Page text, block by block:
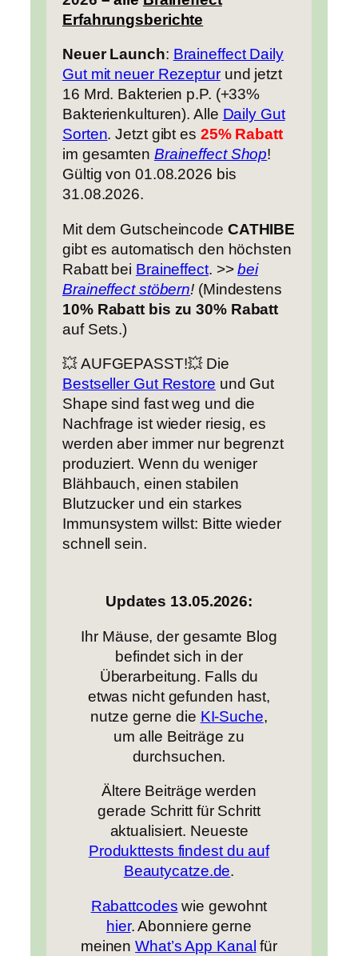
Erfahrungsberichte
Neuer Launch: Braineffect Daily
Gut mit neuer Rezepturund jetzt
16 Mrd. Bakterien p.P. (+33%
Bakterienkulturen). Alle Daily Gut
Sorten. Jetzt gibt es 25% Rabatt
im gesamten Braineffect Shop!
Gültig von 01.08.2026 bis
31.08.2026.
Mit dem Gutscheincode CATHIBE
gibt es automatisch den höchsten
Rabatt bei Braineffect. >>bei
Braineffect stöbern! (Mindestens
10% Rabatt bis zu 30% Rabatt
auf Sets.)
💥 AUFGEPASST!💥 Die
Bestseller Gut Restore und Gut
Shape sind fast weg und die
Nachfrage ist wieder riesig, es
werden aber immer nur begrenzt
produziert. Wenn du weniger
Blähbauch, einen stabilen
Blutzucker und ein starkes
Immunsystem willst: Bitte wieder
schnell sein.
Updates 13.05.2026:
Ihr Mäuse, der gesamte Blog
befindet sich in der
Überarbeitung. Falls du
etwas nicht gefunden hast,
nutze gerne die KI-Suche,
um alle Beiträge zu
durchsuchen.
Ältere Beiträge werden
gerade Schritt für Schritt
aktualisiert. Neueste
Produkttests findest du auf
Beautycatze.de.
Rabattcodes wie gewohnt
hier. Abonniere gerne
meinenWhat’s App Kanal für